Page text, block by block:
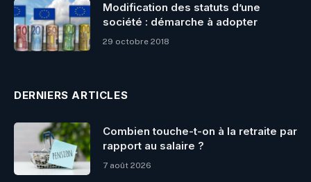
Modification des statuts d’une
société : démarche à adopter
29 octobre 2018
DERNIERS ARTICLES
Combien touche-t-on à la retraite par
rapport au salaire ?
7 août 2026